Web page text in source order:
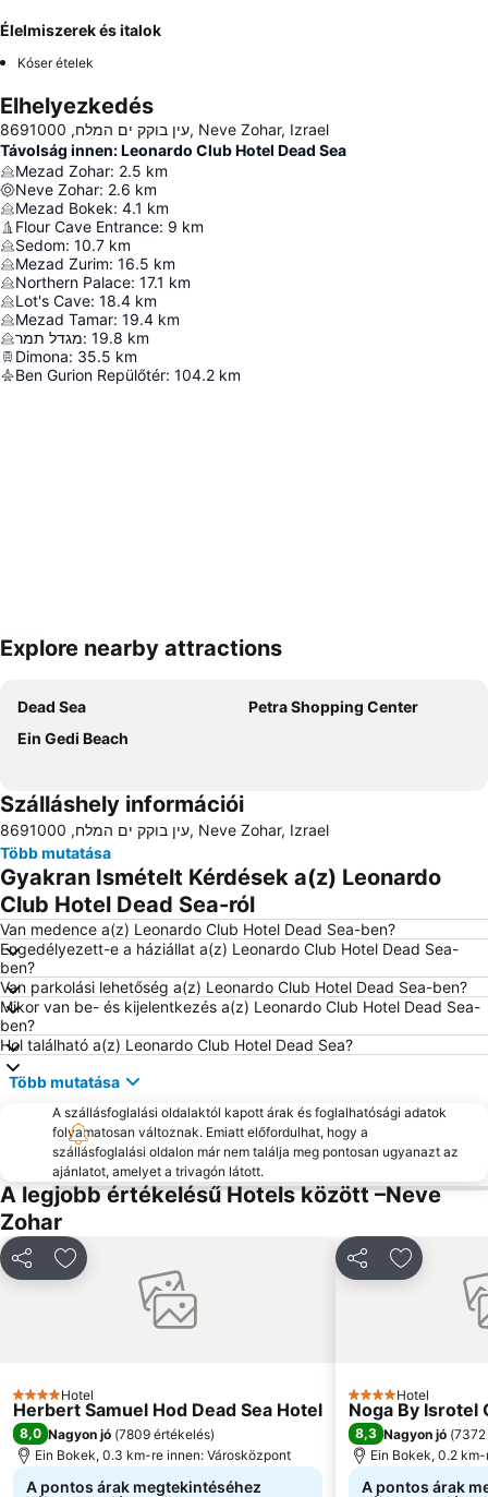
Élelmiszerek és italok
Kóser ételek
Elhelyezkedés
עין בוקק ים המלח, 8691000, Neve Zohar, Izrael
Távolság innen: Leonardo Club Hotel Dead Sea
Mezad Zohar: 2.5 km
Neve Zohar: 2.6 km
Mezad Bokek: 4.1 km
Flour Cave Entrance: 9 km
Sedom: 10.7 km
Mezad Zurim: 16.5 km
Northern Palace: 17.1 km
Lot's Cave: 18.4 km
Mezad Tamar: 19.4 km
מגדל תמר: 19.8 km
Dimona: 35.5 km
Ben Gurion Repülőtér: 104.2 km
Nagy méretű térkép
Explore nearby attractions
Dead Sea
Petra Shopping Center
Ein Gedi Beach
Szálláshely információi
עין בוקק ים המלח, 8691000, Neve Zohar, Izrael
Több mutatása
Gyakran Ismételt Kérdések a(z) Leonardo
Club Hotel Dead Sea-ról
Van medence a(z) Leonardo Club Hotel Dead Sea-ben?
Engedélyezett-e a háziállat a(z) Leonardo Club Hotel Dead Sea-
ben?
Van parkolási lehetőség a(z) Leonardo Club Hotel Dead Sea-ben?
Mikor van be- és kijelentkezés a(z) Leonardo Club Hotel Dead Sea-
ben?
Hol található a(z) Leonardo Club Hotel Dead Sea?
Több mutatása
A szállásfoglalási oldalaktól kapott árak és foglalhatósági adatok
folyamatosan változnak. Emiatt előfordulhat, hogy a
szállásfoglalási oldalon már nem találja meg pontosan ugyanazt az
ajánlatot, amelyet a trivagón látott.
A legjobb értékelésű Hotels között –Neve
Zohar
MegosztásHozzáadás a kedvencekhez
4 Kategória
Hotel
Herbert Samuel Hod Dead Sea Hotel
8,0 Nagyon jó (7809 értékelés)
Ein Bokek, 0.3 km-re innen: Városközpont
A pontos árak megtekintéséhez
Megosztás
4 Kategória
Hotel
Noga By Isrotel
8,3 Nagyon jó (
Ein Bokek, 0.2
A pontos árak